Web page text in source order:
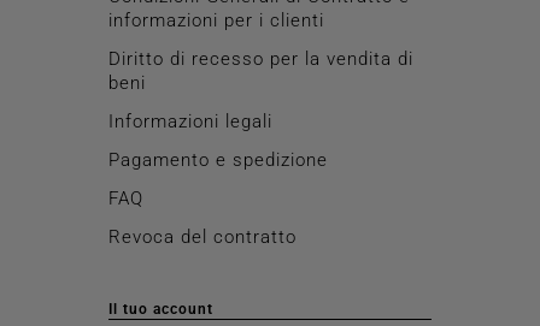
informazioni per i clienti
Diritto di recesso per la vendita di
beni
Informazioni legali
Pagamento e spedizione
FAQ
Revoca del contratto
Il tuo account